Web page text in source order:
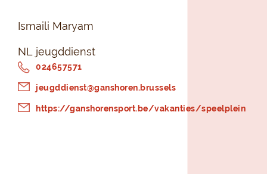
Ismaili Maryam
NL jeugddienst
024657571
jeugddienst@ganshoren.brussels
https://ganshorensport.be/vakanties/speelplein